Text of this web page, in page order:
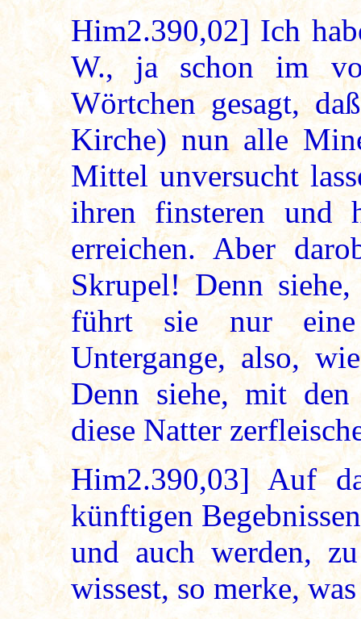
Him2.390,02] Ich
W., ja schon im
Wörtchen gesagt,
Kirche) nun alle
Mittel unversucht
ihren finsteren und
erreichen. Aber
Skrupel! Denn
führt sie nur
Untergange, also,
Denn siehe, mit
diese Natter
Him2.390,03] Auf
künftigen
und auch werden,
wissest, so merke,